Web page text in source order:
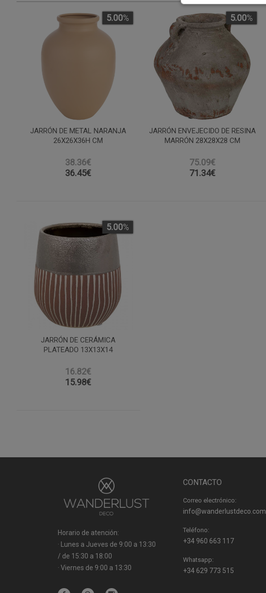
JARRÓN DE METAL NARANJA
26X26X36H CM
38.36€
5.00%
36.45€
JARRÓN ENVEJECIDO DE RESINA
MARRÓN 28X28X28 CM
75.09€
5.00%
71.34€
JARRÓN DE CERÁMICA
PLATEADO 13X13X14
16.82€
5.00%
15.98€
Horario de atención:
· Lunes a Jueves de 9:00 a 13:30
/ de 15:30 a 18:00
· Viernes de 9:00 a 13:30
CONTACTO
Correo electrónico:
info@wanderlustdeco.com
Teléfono:
+34 960 663 117
Whatsapp:
+34 629 773 515